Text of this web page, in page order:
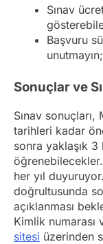
Sınav
Başvuru
Sonuçlar ve
Sınav
tarihleri kadar
sonra yaklaşık 3
her yıl
doğrultusunda
açıklanması
Kimlik numarası
sitesi üzerinden